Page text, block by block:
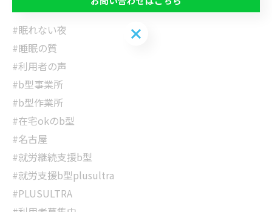
#眠れない夜
#睡眠の質
#利用者の声
#b型事業所
#b型作業所
#在宅okのb型
#名古屋
#就労継続支援b型
#就労支援b型plusultra
#PLUSULTRA
お問い合わせはこちら